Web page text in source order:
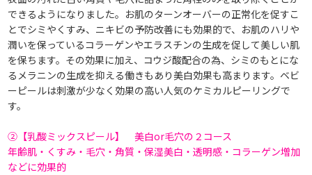
できるようになりました。お肌のターンオーバーの正常化を促すこ
とでシミやくすみ、ニキビの予防改善にも効果的で、お肌のハリや
潤いを保っているコラーゲンやエラスチンの生成を促して美しい肌
を保ちます。その効果に加え、コウジ酸配合の為、シミのもとにな
るメラニンの生成を抑える働きもあり美白効果も高まります。ベビ
ーピールは刺激が少なく効果の高い人気のケミカルピーリングで
す。
②【乳酸ミックスピール】 美白or毛穴の２コース
年齢肌・くすみ・毛穴・角質・保湿美白・透明感・コラーゲン増加
などに効果的